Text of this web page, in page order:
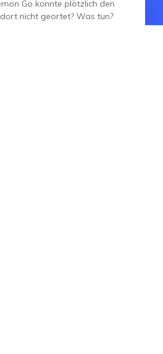
Go konnte plötzlich den
nicht geortet? Was tun?